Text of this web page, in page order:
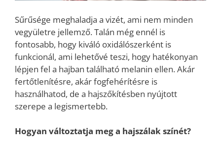
Sűrűsége meghaladja a vizét, ami nem minden
vegyületre jellemző. Talán még ennél is
fontosabb, hogy kiváló oxidálószerként is
funkcionál, ami lehetővé teszi, hogy hatékonyan
lépjen fel a hajban található melanin ellen. Akár
fertőtlenítésre, akár fogfehérítésre is
használhatod, de a hajszőkítésben nyújtott
szerepe a legismertebb.
Hogyan változtatja meg a hajszálak színét?